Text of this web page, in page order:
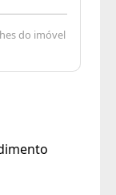
do imóvel